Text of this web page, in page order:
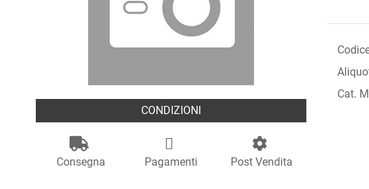
CONDIZIONI
Consegna Pagamenti Post Vendita
Cat.